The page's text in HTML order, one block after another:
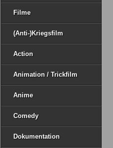
Filme
(Anti-)Kriegsfilm
Action
Animation / Trickfilm
Anime
Comedy
Dokumentation